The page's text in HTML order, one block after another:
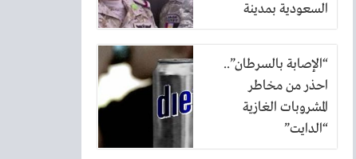
السعودية بمدينة
الرياض
“الإصابة بالسرطان”..
احذر من مخاطر
المشروبات الغازية
“الدايت”